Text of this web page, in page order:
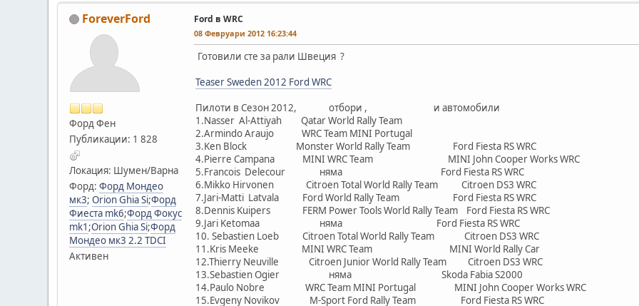
ForeverFord
Форд Фен
Публикации: 1 828
Локация: Шумен/Варна
Форд:Форд Мондео
мк3;Orion Ghia Si;Форд
Фиеста mk6;Форд Фокус
mk1 ;Orion Ghia Si;Форд
Мондео мк3 2.2 TDCI
Активен
Ford в WRC
08 Февруари 2012 16:23:44
Готовили сте за рали Швеция ?
Teaser Sweden 2012 Ford WRC
Пилоти в Сезон 2012, отбори , и автомобили
1.Nasser Al-Attiyah Qatar World Rally Team
2.Armindo Araujo WRC Team MINI Portugal
3.Ken Block Monster World Rally Team Ford Fiesta RS WRC
4.Pierre Campana MINI WRC Team MINI John Cooper Works WRC
5.Francois Delecour няма Ford Fiesta RS WRC
6.Mikko Hirvonen Citroen Total World Rally Team Citroen DS3 WRC
7.Jari-Matti Latvala Ford World Rally Team Ford Fiesta RS WRC
8.Dennis Kuipers FERM Power Tools World Rally Team Ford Fiesta RS WRC
9.Jari Ketomaa няма Ford Fiesta RS WRC
10. Sebastien Loeb Citroen Total World Rally Team Citroen DS3 WRC
11.Kris Meeke MINI WRC Team MINI World Rally Car
12.Thierry Neuville Citroen Junior World Rally Team Citroen DS3 WRC
13.Sebastien Ogier няма Skoda Fabia S2000
14.Paulo Nobre WRC Team MINI Portugal MINI John Cooper Works WRC
15.Evgeny Novikov M-Sport Ford Rally Team Ford Fiesta RS WRC